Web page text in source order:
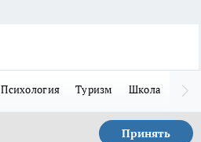
Психология Туризм Школа
Принять